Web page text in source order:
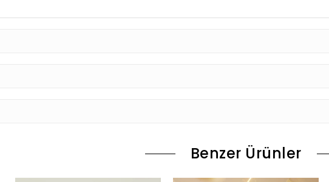
Benzer Ürünler